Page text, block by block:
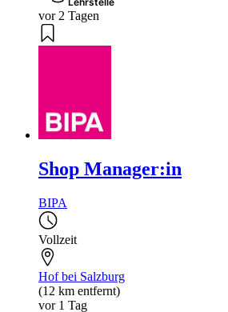
vor 2 Tagen
Shop Manager:in
BIPA
Vollzeit
Hof bei Salzburg
(12 km entfernt)
vor 1 Tag